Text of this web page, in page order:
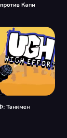
Капи
Танкмен